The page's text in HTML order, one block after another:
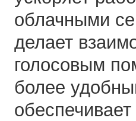
облачными
делает
голосовым
более